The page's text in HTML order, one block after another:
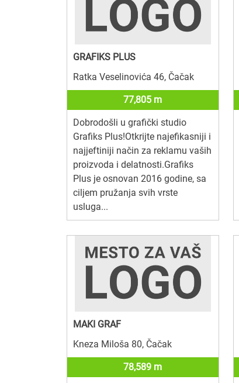
GRAFIKS PLUS
Ratka Veselinovića 46, Čačak
77,805 m
Dobrodošli u grafički studio
Grafiks Plus!Otkrijte najefikasniji i
najjeftiniji način za reklamu vaših
proizvoda i delatnosti.Grafiks
Plus je osnovan 2016 godine, sa
ciljem pružanja svih vrste
usluga...
MAKI GRAF
Kneza Miloša 80, Čačak
78,589 m